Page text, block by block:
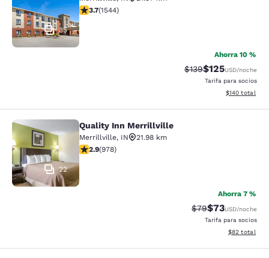
35
Calificación de 3.7 estrellas. Bueno. 1544 reseñas
3.7(1544)
Ahorra 10 %
Tarifa tachada:
$139Tarifa reducida:
$125USD/noche
Tarifa para socios
Ver detalles
$140 total
Quality Inn Merrillville
22
Quality Inn Merrillville
Merrillville, IN
21.98 km
Calificación de 2.9 estrellas. Razonable. 978 reseñas
2.9(978)
Ahorra 7 %
Tarifa tachada:
$79Tarifa
$73USD/noche
Tarifa para socios
Ver detalles
$82 total